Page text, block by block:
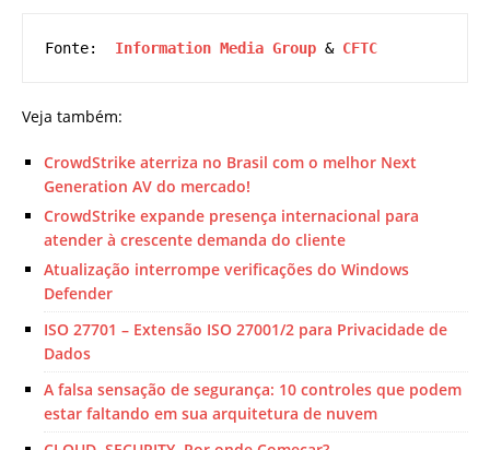
Fonte: Information Media Group & CFTC
Veja também:
CrowdStrike aterriza no Brasil com o melhor Next
Generation AV do mercado!
CrowdStrike expande presença internacional para
atender à crescente demanda do cliente
Atualização interrompe verificações do Windows
Defender
ISO 27701 – Extensão ISO 27001/2 para Privacidade de
Dados
A falsa sensação de segurança: 10 controles que podem
estar faltando em sua arquitetura de nuvem